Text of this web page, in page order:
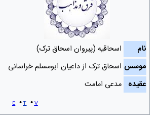
نام
اسحاقیه (پیروان اسحاق ترک)
موسس اسحاق ترک از داعیان‌ ابومسلم خراسانی
عقیده مدعی امامت
v
t
e